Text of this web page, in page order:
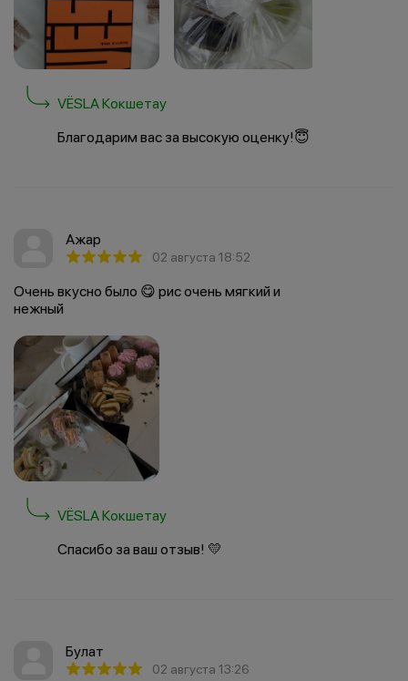
VËSLA Кокшетау
Благодарим вас за высокую оценку!😇
Ажар
02 августа 18:52
Очень вкусно было 😋 рис очень мягкий и
нежный
VËSLA Кокшетау
Спасибо за ваш отзыв! 💛
Булат
02 августа 13:26